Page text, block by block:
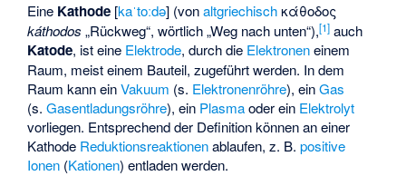
Eine Kathode [kaˈtoːdə] (vonaltgriechisch κάθοδος
káthodos „Rückweg“, wörtlich „Weg nach unten“),[1] auch
Katode, ist eine Elektrode, durch die Elektroneneinem
Raum, meist einem Bauteil, zugeführt werden. In dem
Raum kann einVakuum (s. Elektronenröhre), einGas
(s.Gasentladungsröhre), ein Plasmaoder ein Elektrolyt
vorliegen. Entsprechend der Definition können an einer
Kathode Reduktionsreaktionenablaufen, z. B.positive
Ionen (Kationen) entladen werden.